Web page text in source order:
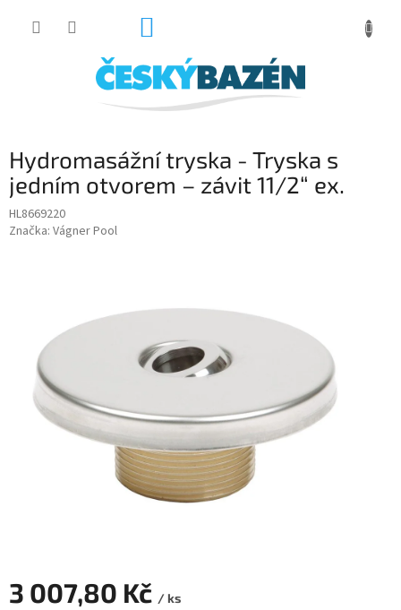
Hydromasážní tryska - Tryska s
jedním otvorem – závit 11/2“ ex.
HL8669220
Značka: Vágner Pool
3 007,80 Kč / ks